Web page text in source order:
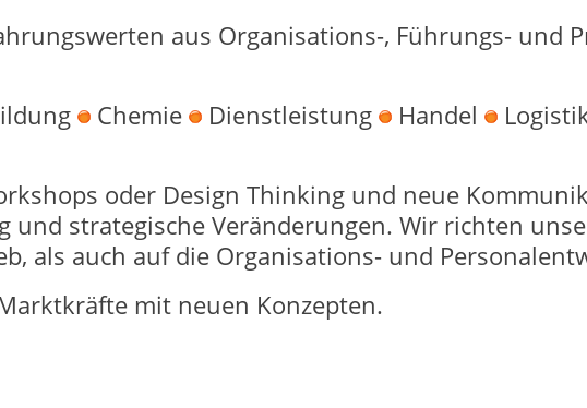
aus Organisations-, Führungs- und
Chemie Dienstleistung Handel
oder Design Thinking und neue
strategische Veränderungen. Wir richten
als auch auf die Organisations- und
mit neuen Konzepten.